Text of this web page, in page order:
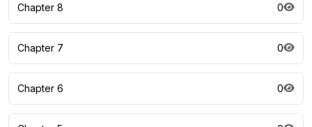
Chapter 8 0
Chapter 7 0
Chapter 6 0